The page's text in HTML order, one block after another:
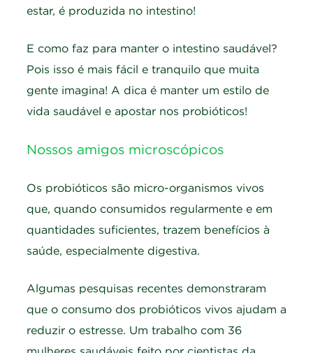
estar, é produzida no intestino!
E como faz para manter o intestino saudável?
Pois isso é mais fácil e tranquilo que muita
gente imagina! A dica é manter um estilo de
vida saudável e apostar nos probióticos!
Nossos amigos microscópicos
Os probióticos são micro-organismos vivos
que, quando consumidos regularmente e em
quantidades suficientes, trazem benefícios à
saúde, especialmente digestiva.
Algumas pesquisas recentes demonstraram
que o consumo dos probióticos vivos ajudam a
reduzir o estresse. Um trabalho com 36